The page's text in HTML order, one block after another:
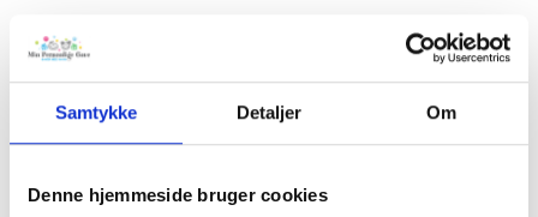
Samtykke Detaljer Om
Denne hjemmeside bruger cookies
Alle deres produkter er naturligvis testet efter gældende
sikkerhedskrav (EN71) i EU samt CE mærket. Alle produkter er
således børnesikret; kemikaliefrie, ingen løse dele m.m.
Se alle mulighederne for brodering på nussekludene herunder og
find din favorit! En blød og kærlig dåbsgave.
Prisen er inklusiv brodering.